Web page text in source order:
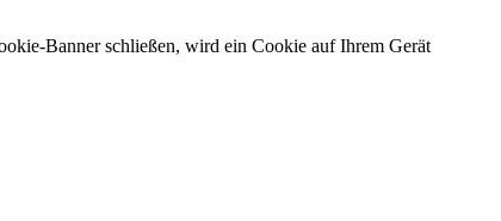
Banner schließen, wird ein Cookie auf Ihrem Gerät